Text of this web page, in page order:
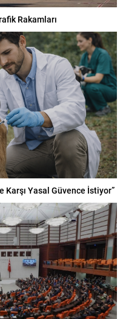
Rakamları
Karşı Yasal Güvence İstiyor”